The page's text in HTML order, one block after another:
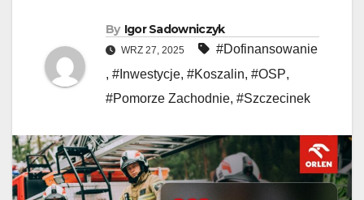
By Igor Sadowniczyk
WRZ 27, 2025
#Dofinansowanie
, #Inwestycje, #Koszalin, #OSP,
#Pomorze Zachodnie, #Szczecinek